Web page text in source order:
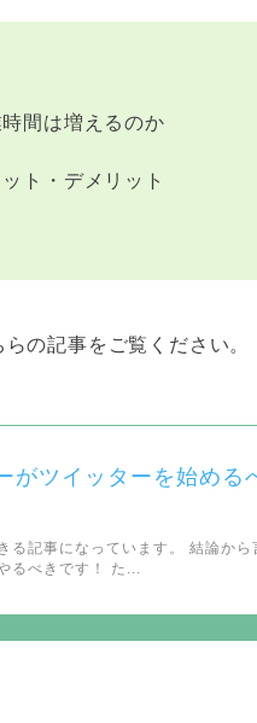
間は増えるのか
ト・デメリット
の記事をご覧ください。
がツイッターを始める
る記事になっています。 結論か
るべきです！ た...